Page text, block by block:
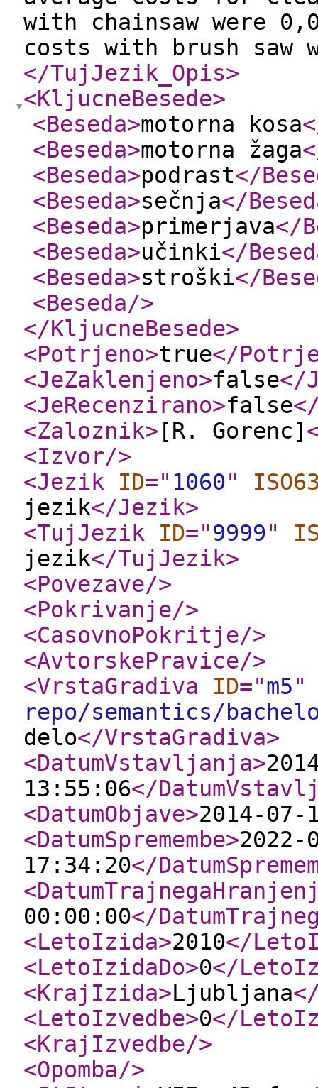
with chainsaw were
costs with brush saw
</TujJezik_Opis>
<KljucneBesede>
<Beseda>motorna kosa
<Beseda>motorna žaga
<Beseda>podrast</
<Beseda>sečnja</
<Beseda>primerjava</
<Beseda>učinki</
<Beseda>stroški</
<Beseda/>
</KljucneBesede>
<Potrjeno>true</
<JeZaklenjeno>false</
<JeRecenzirano>false
<Zaloznik> [R. Gorenc]
<Izvor/>
<Jezik
ID=" 1060"
jezik</Jezik>
<TujJezik
ID="9999"
jezik</TujJezik>
<Povezave/>
<Pokrivanje/>
<CasovnoPokritje/>
<AvtorskePravice/>
<VrstaGradiva
ID="m5"
repo/semantics/
delo</VrstaGradiva>
<DatumVstavljanja>
13:55:06</
<DatumObjave>2014-07-
<DatumSpremembe>2022-
17:34:20</
00:00:00</
<LetoIzida>2010</
<LetoIzidaDo>0</
<KrajIzida>Ljubljana
<LetoIzvedbe>0</
<KrajIzvedbe/>
<Opomba/>